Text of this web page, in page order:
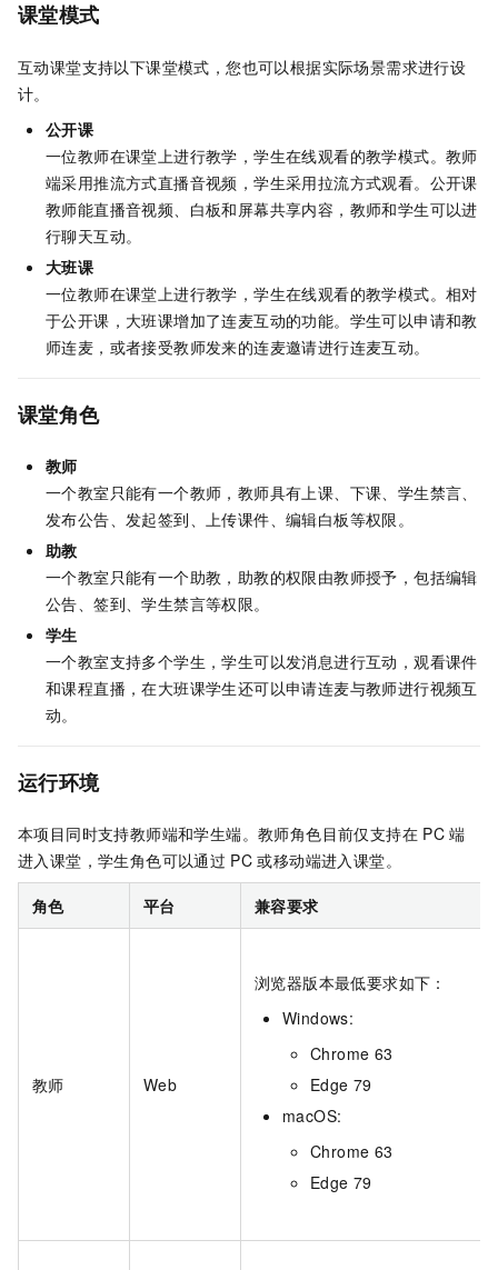
课堂模式
互动课堂支持以下课堂模式，您也可以根据实际场景需求进行设
计。
公开课
一位教师在课堂上进行教学，学生在线观看的教学模式。教师
端采用推流方式直播音视频，学生采用拉流方式观看。公开课
教师能直播音视频、白板和屏幕共享内容，教师和学生可以进
行聊天互动。
大班课
一位教师在课堂上进行教学，学生在线观看的教学模式。相对
于公开课，大班课增加了连麦互动的功能。学生可以申请和教
师连麦，或者接受教师发来的连麦邀请进行连麦互动。
课堂角色
教师
一个教室只能有一个教师，教师具有上课、下课、学生禁言、
发布公告、发起签到、上传课件、编辑白板等权限。
助教
一个教室只能有一个助教，助教的权限由教师授予，包括编辑
公告、签到、学生禁言等权限。
学生
一个教室支持多个学生，学生可以发消息进行互动，观看课件
和课程直播，在大班课学生还可以申请连麦与教师进行视频互
动。
运行环境
本项目同时支持教师端和学生端。教师角色目前仅支持在 PC 端
进入课堂，学生角色可以通过 PC 或移动端进入课堂。
角色 平台 兼容要求
教师 Web
浏览器版本最低要求如下：
Windows:
Chrome 63
Edge 79
macOS:
Chrome 63
Edge 79